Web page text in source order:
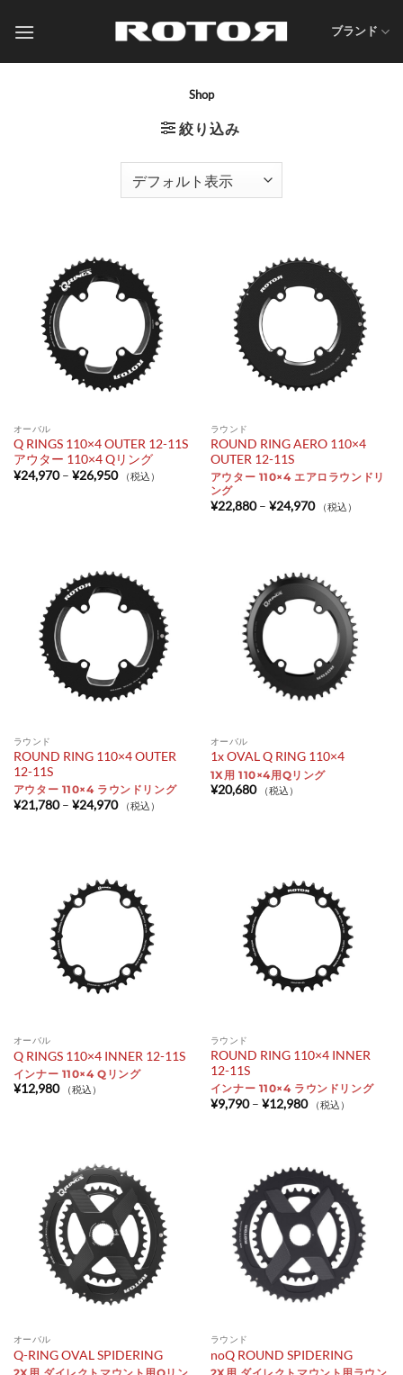
ブランド
Shop
絞り込み
オーバル
Q RINGS 110×4 OUTER 12-11S
アウター 110×4 Qリング
¥24,970 – ¥26,950価
格
（税込）
ラウンド
ROUND RING AERO 110×4
OUTER 12-11S
アウター 110×4 エアロラウンドリ
ング
¥22,880 – ¥24,970価
格
（税込）
ラウンド
ROUND RING 110×4 OUTER
12-11S
アウター 110×4 ラウンドリング
¥21,780 – ¥24,970価
格
（税込）
オーバル
1x OVAL Q RING 110×4
1X用 110×4用Qリング
¥20,680 （税込）
オーバル
Q RINGS 110×4 INNER 12-11S
インナー 110×4 Qリング
¥12,980 （税込）
ラウンド
ROUND RING 110×4 INNER
12-11S
インナー 110×4 ラウンドリング
¥9,790 – ¥12,980価
格
（税込）
オーバル
Q-RING OVAL SPIDERING
ラウンド
noQ ROUND SPIDERING